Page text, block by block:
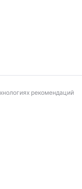
рекомендаций